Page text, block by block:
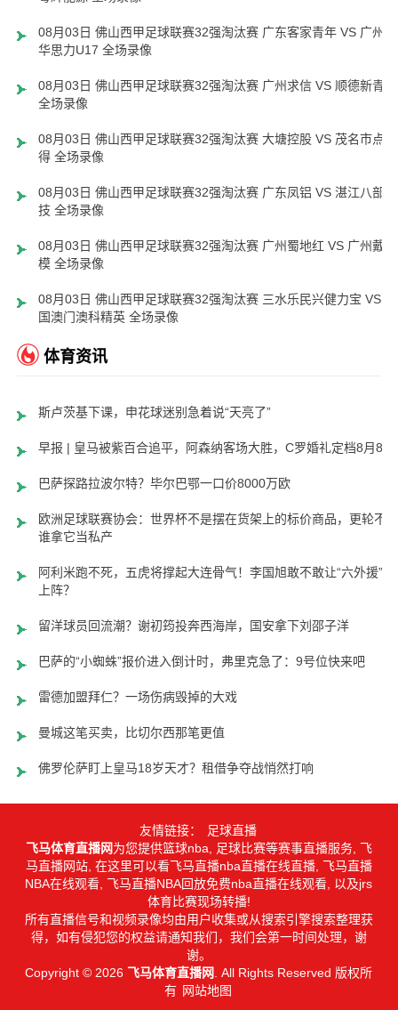
08月03日 佛山西甲足球联赛32强淘汰赛 广东客家青年 VS 广州英
华思力U17 全场录像
08月03日 佛山西甲足球联赛32强淘汰赛 广州求信 VS 顺德新青年
全场录像
08月03日 佛山西甲足球联赛32强淘汰赛 大塘控股 VS 茂名市点都
得 全场录像
08月03日 佛山西甲足球联赛32强淘汰赛 广东凤铝 VS 湛江八部科
技 全场录像
08月03日 佛山西甲足球联赛32强淘汰赛 广州蜀地红 VS 广州戴拿
模 全场录像
08月03日 佛山西甲足球联赛32强淘汰赛 三水乐民兴健力宝 VS 中
国澳门澳科精英 全场录像
体育资讯
斯卢茨基下课，申花球迷别急着说“天亮了”
早报 | 皇马被紫百合追平，阿森纳客场大胜，C罗婚礼定档8月8日
巴萨探路拉波尔特？毕尔巴鄂一口价8000万欧
欧洲足球联赛协会：世界杯不是摆在货架上的标价商品，更轮不到
谁拿它当私产
阿利米跑不死，五虎将撑起大连骨气！李国旭敢不敢让“六外援”齐
上阵？
留洋球员回流潮？谢初筠投奔西海岸，国安拿下刘邵子洋
巴萨的“小蜘蛛”报价进入倒计时，弗里克急了：9号位快来吧
雷德加盟拜仁？一场伤病毁掉的大戏
曼城这笔买卖，比切尔西那笔更值
佛罗伦萨盯上皇马18岁天才？租借争夺战悄然打响
友情链接：
足球直播
飞马体育直播网为您提供篮球nba, 足球比赛等赛事直播服务, 飞
马直播网站, 在这里可以看飞马直播nba直播在线直播, 飞马直播
NBA在线观看, 飞马直播NBA回放免费nba直播在线观看, 以及jrs
体育比赛现场转播!
所有直播信号和视频录像均由用户收集或从搜索引擎搜索整理获
得，如有侵犯您的权益请通知我们，我们会第一时间处理，谢
谢。
Copyright © 2026 飞马体育直播网
. All Rights Reserved 版权所
有 网站地图